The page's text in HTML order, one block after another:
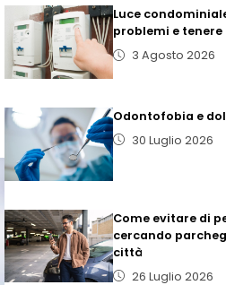
Luce
problemi e
3 Agosto 2026
Odontofobia e
30 Luglio 2026
Come evitare di
cercando
città
26 Luglio 2026